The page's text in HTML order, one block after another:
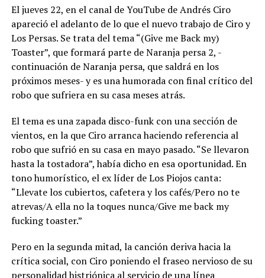
El jueves 22, en el canal de YouTube de Andrés Ciro
apareció el adelanto de lo que el nuevo trabajo de Ciro y
Los Persas. Se trata del tema “(Give me Back my)
Toaster”, que formará parte de Naranja persa 2, -
continuación de Naranja persa, que saldrá en los
próximos meses- y es una humorada con final crítico del
robo que sufriera en su casa meses atrás.
El tema es una zapada disco-funk con una sección de
vientos, en la que Ciro arranca haciendo referencia al
robo que sufrió en su casa en mayo pasado. “Se llevaron
hasta la tostadora”, había dicho en esa oportunidad. En
tono humorístico, el ex líder de Los Piojos canta:
“Llevate los cubiertos, cafetera y los cafés/Pero no te
atrevas/A ella no la toques nunca/Give me back my
fucking toaster.”
Pero en la segunda mitad, la canción deriva hacia la
crítica social, con Ciro poniendo el fraseo nervioso de su
personalidad histriónica al servicio de una línea